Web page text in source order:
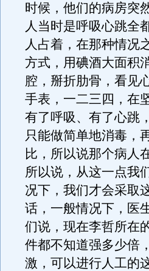
时候，他们的病房突
人当时是呼吸心跳全
人占着，在那种情况
方式，用碘酒大面积
腔，掰折肋骨，看见
手表，一二三四，在
有了呼吸、有了心跳
只能做简单地消毒，
比，所以说那个病人
所以说，从这一点我
况下，我们才会采取
话，一般情况下，医
们说，现在李哲所在
件都不知道强多少倍
激，可以进行人工的